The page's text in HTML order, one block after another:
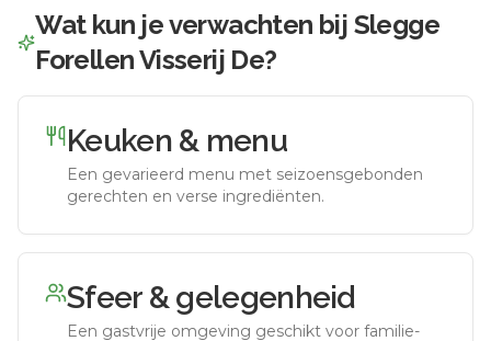
Wat kun je verwachten bij Slegge
Forellen Visserij De?
Keuken & menu
Een gevarieerd menu met seizoensgebonden
gerechten en verse ingrediënten.
Sfeer & gelegenheid
Een gastvrije omgeving geschikt voor familie-